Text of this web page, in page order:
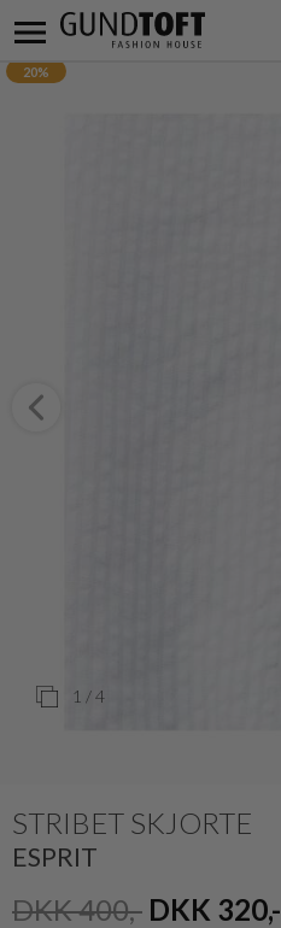
20%
1 / 4
STRIBET SKJORTE
ESPRIT
DKK 400,- DKK 320,-